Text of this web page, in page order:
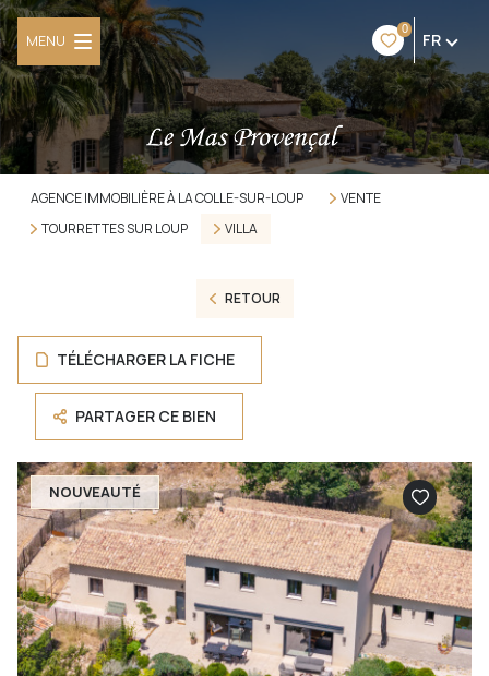
0
FR
MENU
AGENCE IMMOBILIÈRE À LA COLLE-SUR-LOUP
VENTE
TOURRETTES SUR LOUP
VILLA
RETOUR
TÉLÉCHARGER LA FICHE
PARTAGER CE BIEN
NOUVEAUTÉ